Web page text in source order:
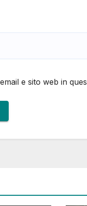
e sito web in